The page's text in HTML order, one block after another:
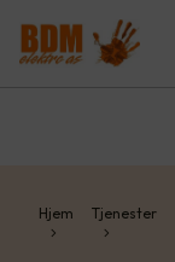
Hjem Tjenester